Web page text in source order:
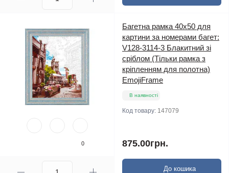
0
Багетна рамка 40х50 для
картини за номерами багет:
V128-3114-3 Блакитний зі
сріблом (Тільки рамка з
кріпленням для полотна)
EmojiFrame
В наявності
Код товару: 147079
875.00грн.
До кошика